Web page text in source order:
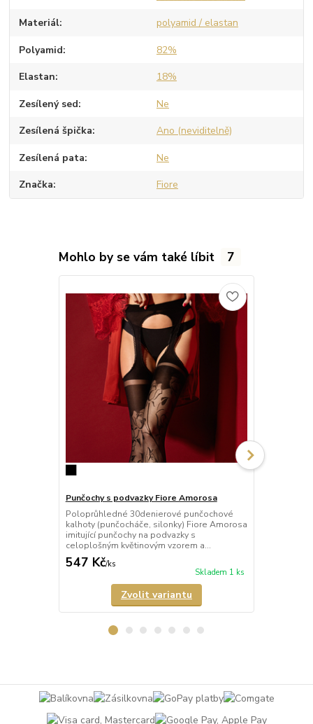
Materiál polyamid / elastan
Polyamid 82%
Elastan 18%
Zesílený sed Ne
Zesílená špička Ano (neviditelně)
Zesílená pata Ne
Značka Fiore
Mohlo by se vám také líbit 7
Punčochy s podvazky Fiore Amorosa
Poloprůhledné 30denierové punčochové
kalhoty (punčocháče, silonky) Fiore Amorosa
imitující punčochy na podvazky s
celoplošným květinovým vzorem a...
547 Kč/ks
Skladem 1 ks
Zvolit variantu